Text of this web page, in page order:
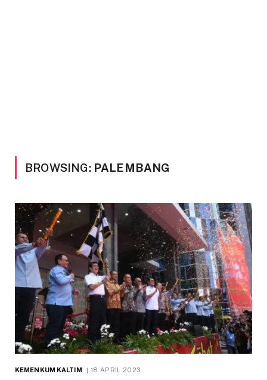
BROWSING: PALEMBANG
KEMENKUM KALTIM 18 APRIL 2023